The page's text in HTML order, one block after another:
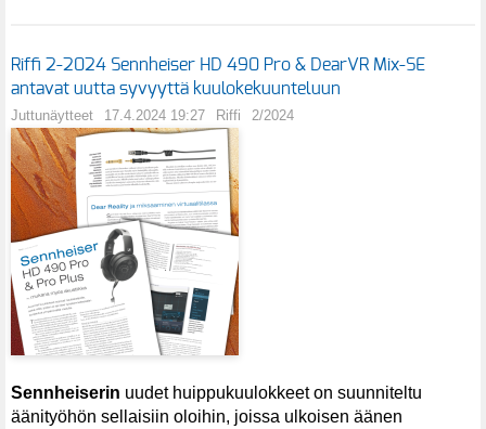
Riffi 2-2024 Sennheiser HD 490 Pro & DearVR Mix-SE
antavat uutta syvyyttä kuulokekuunteluun
Juttunäytteet 17.4.2024 19:27 Riffi 2/2024
Sennheiserin uudet huippukuulokkeet on suunniteltu
äänityöhön sellaisiin oloihin, joissa ulkoisen äänen